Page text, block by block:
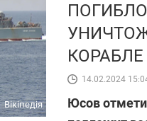
Вікіпедія
14.02.2024
Юсов